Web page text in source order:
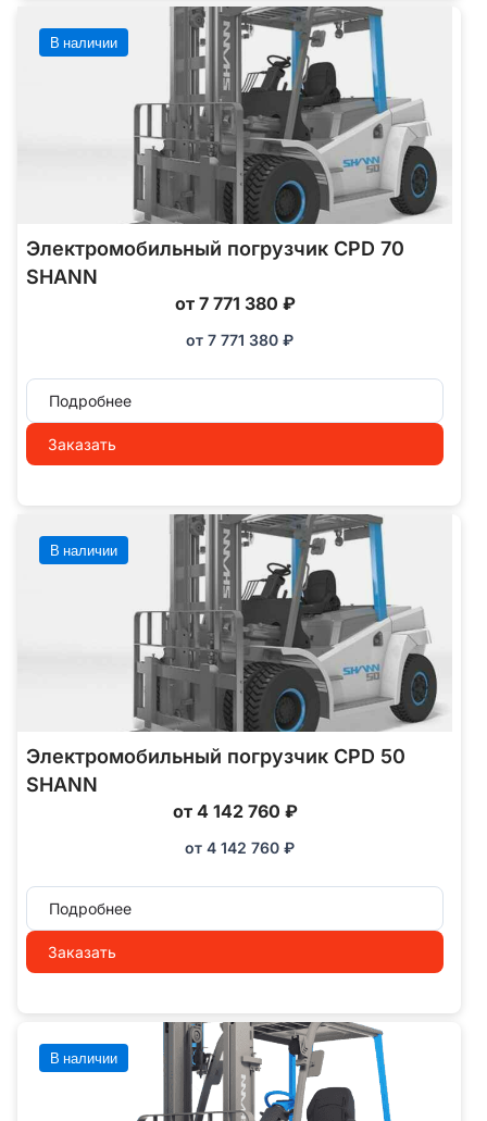
В наличии
Электромобильный погрузчик CPD 70
SHANN
от 7 771 380 ₽
от 7 771 380 ₽
Подробнее
Заказать
В наличии
Электромобильный погрузчик CPD 50
SHANN
от 4 142 760 ₽
от 4 142 760 ₽
Подробнее
Заказать
В наличии